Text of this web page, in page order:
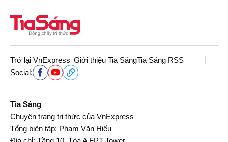
Trở lại VnExpress Giới thiệu Tia SángTia Sáng RSS
Social:
Tia Sáng
Chuyên trang tri thức của VnExpress
Tổng biên tập: Phạm Văn Hiếu